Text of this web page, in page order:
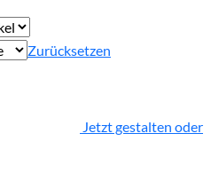
Zurücksetzen
Jetzt gestalten oder